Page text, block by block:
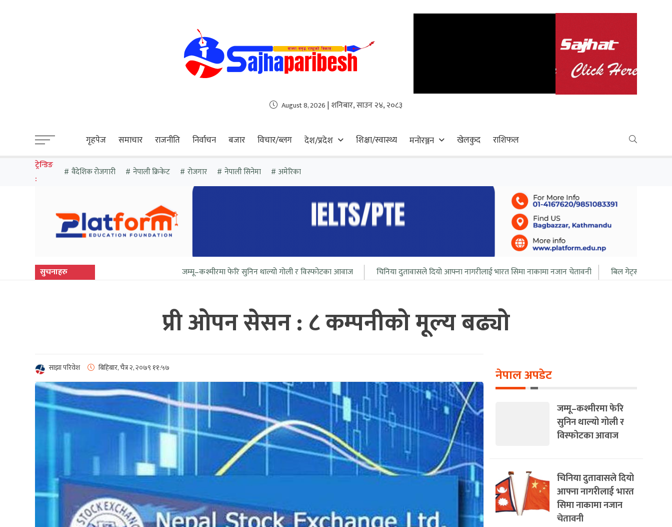
August 8, 2026 | शनिबार, साउन २४, २०८३
गृहपेज समाचार राजनीति निर्वाचन बजार विचार/ब्लग देश/प्रदेश शिक्षा/स्वास्थ्य मनोरञ्जन खेलकुद राशिफल
ट्रेन्डिङ
:
वैदेशिक रोजगारी नेपाली क्रिकेट रोजगार नेपाली सिनेमा अमेरिका
सुचनाहरु जम्मू–कश्मीरमा फेरि सुनिन थाल्यो गोली र विस्फोटका आवाज चिनिया दुतावासले दियो आफ्ना नागरीलाई भारत सिमा नाकामा नजान चेतावनी बिल गेट्सले आफ्नो सबै सम्पत्ति २० बर्ष
प्री ओपन सेसन : ८ कम्पनीको मूल्य बढ्यो
साझा परिवेश बिहिबार, चैत्र २, २०७९ ११:५७ नेपाल अपडेट
जम्मू–कश्मीरमा फेरि
सुनिन थाल्यो गोली र
विस्फोटका आवाज
चिनिया दुतावासले दियो
आफ्ना नागरीलाई भारत
सिमा नाकामा नजान
चेतावनी